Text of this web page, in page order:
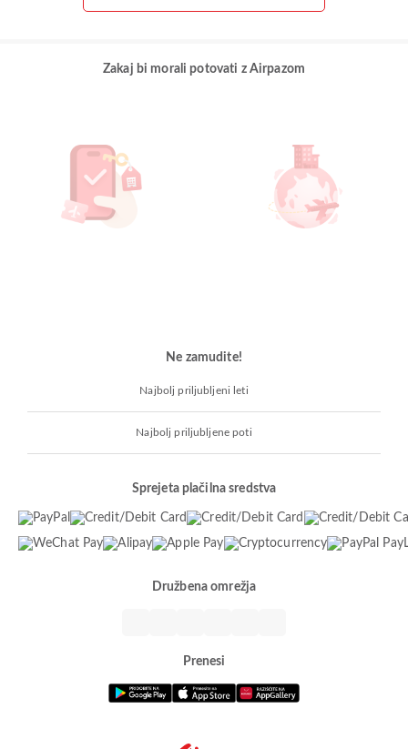
Zakaj bi morali potovati z Airpazom
Ne zamudite!
Najbolj priljubljeni leti
Najbolj priljubljene poti
Sprejeta plačilna sredstva
Družbena omrežja
Prenesi